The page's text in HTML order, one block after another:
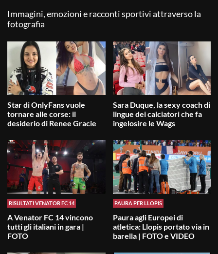
Immagini, emozioni e racconti sportivi attraverso la
fotografia
Star di OnlyFans vuole
tornare alle corse: il
desiderio di Renee Gracie
Sara Duque, la sexy coach di
lingue dei calciatori che fa
ingelosire le Wags
RISULTATI VENATOR FC 14
A Venator FC 14 vincono
tutti gli italiani in gara |
FOTO
PAURA PER LLOPIS
Paura agli Europei di
atletica: Llopis portato via in
barella | FOTO e VIDEO